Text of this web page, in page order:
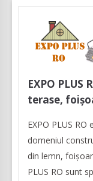
EXPO PLUS
terase,
EXPO PLUS
domeniul
din lemn,
PLUS RO sunt